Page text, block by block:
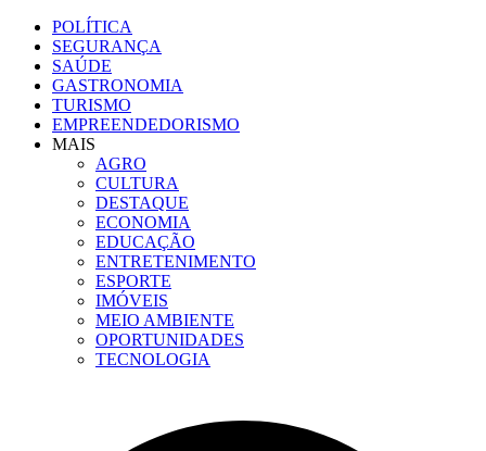
POLÍTICA
SEGURANÇA
SAÚDE
GASTRONOMIA
TURISMO
EMPREENDEDORISMO
MAIS
AGRO
CULTURA
DESTAQUE
ECONOMIA
EDUCAÇÃO
ENTRETENIMENTO
ESPORTE
IMÓVEIS
MEIO AMBIENTE
OPORTUNIDADES
TECNOLOGIA